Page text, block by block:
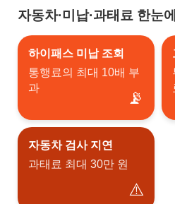
자동차·미납·과태료 한눈
하이패스 미납 조회
통행료의 최대 10배 부
과
📡
자동차 검사 지연
과태료 최대 30만 원
⚠️